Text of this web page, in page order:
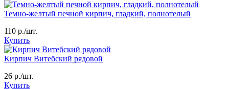
Темно-желтый печной кирпич, гладкий, полнотелый
110 р./шт.
Купить
Кирпич Витебский рядовой
26 р./шт.
Купить